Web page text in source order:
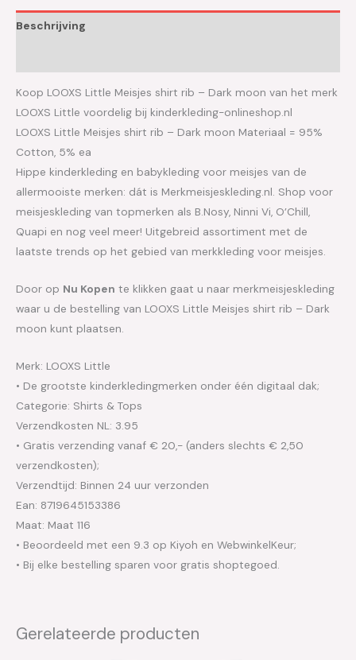
Beschrijving
Koop LOOXS Little Meisjes shirt rib – Dark moon van het merk
LOOXS Little voordelig bij kinderkleding-onlineshop.nl
LOOXS Little Meisjes shirt rib – Dark moon Materiaal = 95%
Cotton, 5% ea
Hippe kinderkleding en babykleding voor meisjes van de
allermooiste merken: dát is Merkmeisjeskleding.nl. Shop voor
meisjeskleding van topmerken als B.Nosy, Ninni Vi, O’Chill,
Quapi en nog veel meer! Uitgebreid assortiment met de
laatste trends op het gebied van merkkleding voor meisjes.
Door op Nu Kopen te klikken gaat u naar merkmeisjeskleding
waar u de bestelling van LOOXS Little Meisjes shirt rib – Dark
moon kunt plaatsen.
Merk: LOOXS Little
• De grootste kinderkledingmerken onder één digitaal dak;
Categorie: Shirts & Tops
Verzendkosten NL: 3.95
• Gratis verzending vanaf € 20,- (anders slechts € 2,50
verzendkosten);
Verzendtijd: Binnen 24 uur verzonden
Ean: 8719645153386
Maat: Maat 116
• Beoordeeld met een 9.3 op Kiyoh en WebwinkelKeur;
• Bij elke bestelling sparen voor gratis shoptegoed.
Gerelateerde producten